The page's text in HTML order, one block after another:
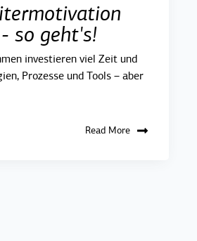
so geht's!
investieren viel Zeit und
Prozesse und Tools – aber
Read More